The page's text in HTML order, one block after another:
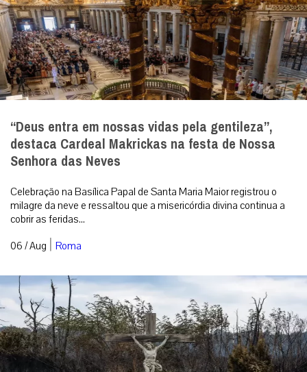
“Deus entra em nossas vidas pela gentileza”,
destaca Cardeal Makrickas na festa de Nossa
Senhora das Neves
Celebração na Basílica Papal de Santa Maria Maior registrou o
milagre da neve e ressaltou que a misericórdia divina continua a
cobrir as feridas...
06 / Aug | Roma